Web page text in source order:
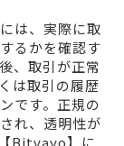
は、実際に取
るかを確認す
、取引が正常
は取引の履歴
です。正規の
れ、透明性が
Bitvavo】に